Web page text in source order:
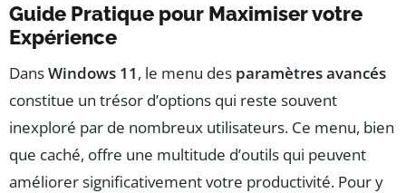
Guide Pratique pour Maximiser votre
Expérience
DansWindows 11, le menu des paramètres avancés
constitue un trésor d’options qui reste souvent
inexploré par de nombreux utilisateurs. Ce menu, bien
que caché, offre une multitude d’outils qui peuvent
améliorer significativement votre productivité. Pour y